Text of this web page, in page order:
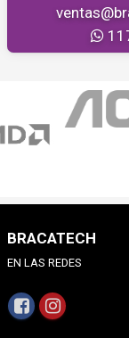
BRACATECH
EN LAS REDES